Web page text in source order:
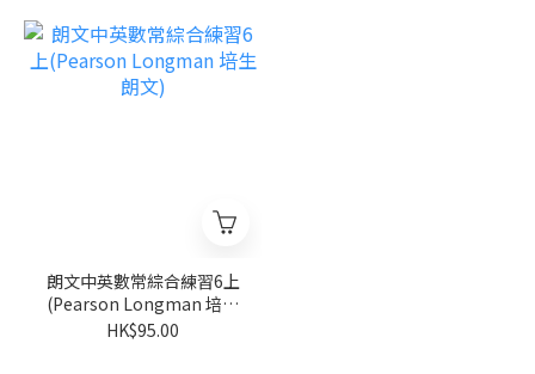
朗文中英數常綜合練習6上
(Pearson Longman 培生
朗文)
HK$95.00